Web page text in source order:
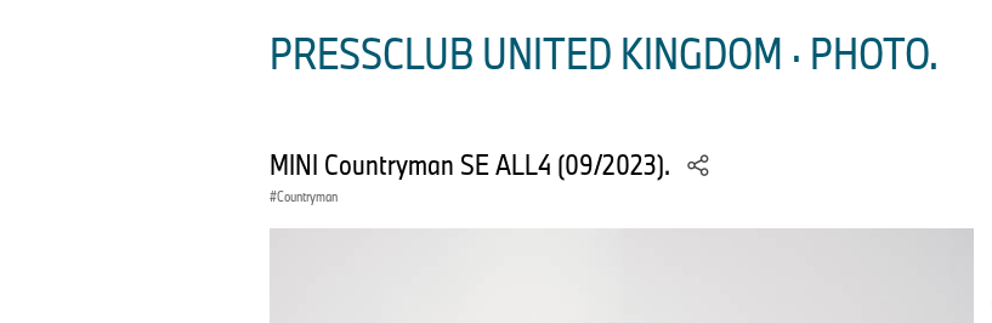
PRESSCLUB UNITED KINGDOM · PHOTO.
MINI Countryman SE ALL4 (09/2023).
Countryman